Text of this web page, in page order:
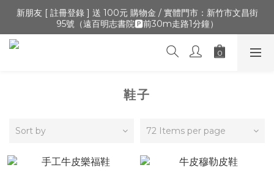
🔺「會員制」新開張,加入會員,全通路可累積紅利 >登入官網 > 個
人資訊 > 填寫正確「生日」收生日禮金
新朋友 [ 註冊登錄 ] 送 100元 購物金 / 實體門市：新竹市文昌街
95號（遠百明志書院🅿️前30m走路1分鐘）
🔺「會員制」新開張,加入會員,全通路可累積紅利 >登入官網 > 個
人資訊 > 填寫正確「生日」收生日禮金
鞋子
Sort by 72 Items per page